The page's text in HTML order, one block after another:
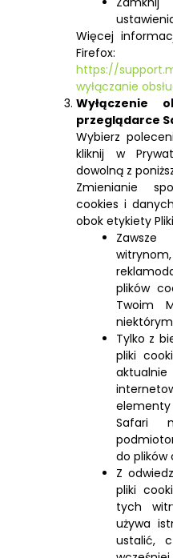
Więcej
Firefox:
https://
wyłączanie
Wyłączenie
przeglądarce
Wybierz
kliknij w
dowolną z
Zmienianie
cookies i
obok etykiety
plików
Twoim
Tylko z
pliki
Safari
do plików
Z
pliki
tych
używa
ustalić,